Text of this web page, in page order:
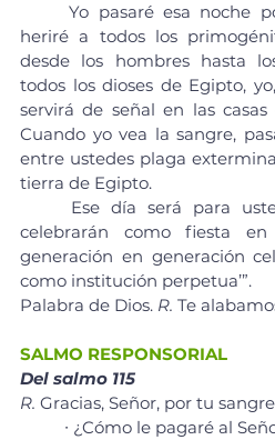
	Yo pasaré esa noche por la tierra de Egipto y
heriré a todos los
desde los hombres hasta
todos los dioses de Egipto,
servirá de señal en las
Cuando yo vea la sangre,
entre ustedes plaga
tierra de Egipto.
celebrarán como fiesta
generación en generación
como institución perpetua’”.
Palabra de Dios. R. Te
SALMO RESPONSORIAL
Del salmo 115
R. Gracias, Señor, por tu
∙ ¿Cómo le pagaré al